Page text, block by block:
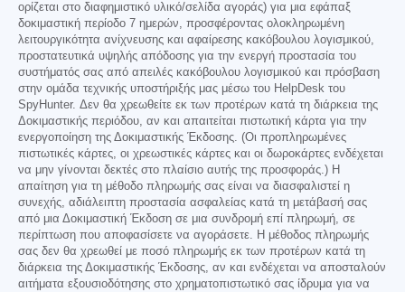
ορίζεται στο διαφημιστικό υλικό/σελίδα αγοράς) για μια εφάπαξ
δοκιμαστική περίοδο 7 ημερών, προσφέροντας ολοκληρωμένη
λειτουργικότητα ανίχνευσης και αφαίρεσης κακόβουλου λογισμικού,
προστατευτικά υψηλής απόδοσης για την ενεργή προστασία του
συστήματός σας από απειλές κακόβουλου λογισμικού και πρόσβαση
στην ομάδα τεχνικής υποστήριξής μας μέσω του HelpDesk του
SpyHunter. Δεν θα χρεωθείτε εκ των προτέρων κατά τη διάρκεια της
Δοκιμαστικής περιόδου, αν και απαιτείται πιστωτική κάρτα για την
ενεργοποίηση της Δοκιμαστικής Έκδοσης. (Οι προπληρωμένες
πιστωτικές κάρτες, οι χρεωστικές κάρτες και οι δωροκάρτες ενδέχεται
να μην γίνονται δεκτές στο πλαίσιο αυτής της προσφοράς.) Η
απαίτηση για τη μέθοδο πληρωμής σας είναι να διασφαλιστεί η
συνεχής, αδιάλειπτη προστασία ασφαλείας κατά τη μετάβασή σας
από μια Δοκιμαστική Έκδοση σε μια συνδρομή επί πληρωμή, σε
περίπτωση που αποφασίσετε να αγοράσετε. Η μέθοδος πληρωμής
σας δεν θα χρεωθεί με ποσό πληρωμής εκ των προτέρων κατά τη
διάρκεια της Δοκιμαστικής Έκδοσης, αν και ενδέχεται να αποσταλούν
αιτήματα εξουσιοδότησης στο χρηματοπιστωτικό σας ίδρυμα για να